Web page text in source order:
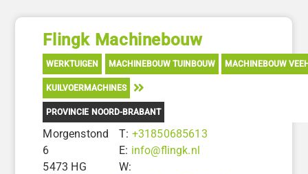
Flingk Machinebouw
WERKTUIGEN MACHINEBOUW TUINBOUW MACHINEBOUW
KUILVOERMACHINES
PROVINCIE NOORD-BRABANT
Morgenstond
6
5473 HG
T: +31850685613
E: info@flingk.nl
W: